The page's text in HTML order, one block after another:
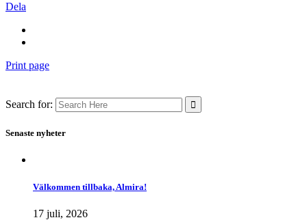
Dela
Print page
Search for:
Senaste nyheter
Välkommen tillbaka, Almira!
17 juli, 2026